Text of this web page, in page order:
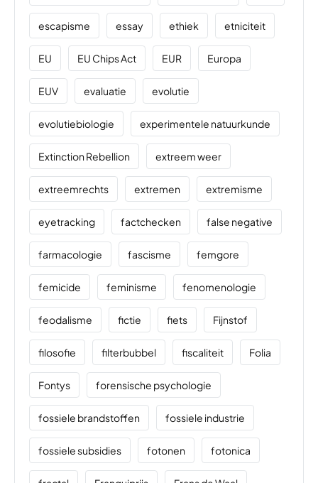
escapisme essay ethiek etniciteit
EU EU Chips Act EUR Europa
EUV evaluatie evolutie
evolutiebiologie experimentele natuurkunde
Extinction Rebellion extreem weer
extreemrechts extremen extremisme
eyetracking factchecken false negative
farmacologie fascisme femgore
femicide feminisme fenomenologie
feodalisme fictie fiets Fijnstof
filosofie filterbubbel fiscaliteit Folia
Fontys forensische psychologie
fossiele brandstoffen fossiele industrie
fossiele subsidies fotonen fotonica